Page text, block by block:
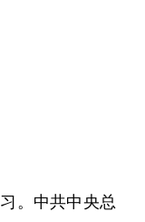
。中共中央总